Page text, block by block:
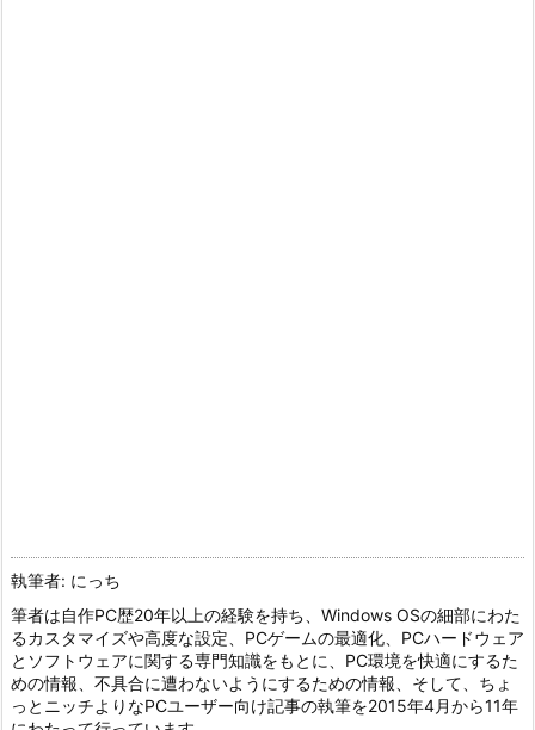
執筆者: にっち
筆者は自作PC歴20年以上の経験を持ち、Windows OSの細部にわた
るカスタマイズや高度な設定、PCゲームの最適化、PCハードウェア
とソフトウェアに関する専門知識をもとに、PC環境を快適にするた
めの情報、不具合に遭わないようにするための情報、そして、ちょ
っとニッチよりなPCユーザー向け記事の執筆を2015年4月から11年